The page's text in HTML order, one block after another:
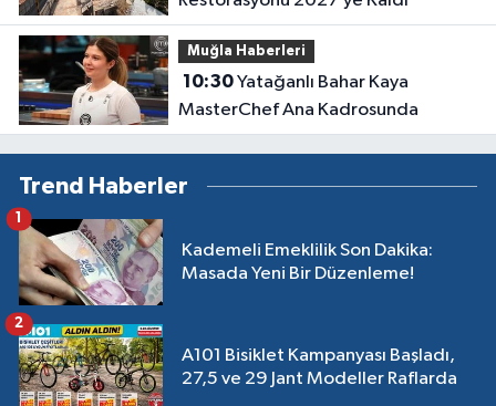
Muğla Haberleri
10:30Yatağanlı Bahar Kaya
MasterChef Ana Kadrosunda
Trend Haberler
Kademeli Emeklilik Son Dakika:
Masada Yeni Bir Düzenleme!
A101 Bisiklet Kampanyası Başladı,
27,5 ve 29 Jant Modeller Raflarda
2